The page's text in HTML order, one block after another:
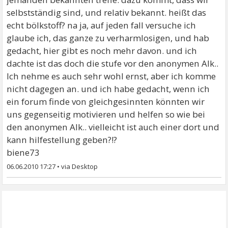
selbstständig sind, und relativ bekannt. heißt das
echt bölkstoff? na ja, auf jeden fall versuche ich
glaube ich, das ganze zu verharmlosigen, und hab
gedacht, hier gibt es noch mehr davon. und ich
dachte ist das doch die stufe vor den anonymen Alk..
Ich nehme es auch sehr wohl ernst, aber ich komme
nicht dagegen an. und ich habe gedacht, wenn ich
ein forum finde von gleichgesinnten könnten wir
uns gegenseitig motivieren und helfen so wie bei
den anonymen Alk.. vielleicht ist auch einer dort und
kann hilfestellung geben?!?
biene73
06.06.2010 17:27 •